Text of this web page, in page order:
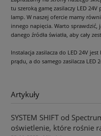
tu szeroką gamę zasilaczy LED
lamp. W naszej ofercie mamy
innego napięcia. Warto sprawdzić,
danego źródła światła, aby cały
Instalacja zasilacza do LED 24V
prądu, a do samego zasilacza LED
Artykuły
SYSTEM SHIFT od
oświetlenie, które rośnie